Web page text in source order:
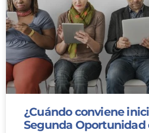
¿Cuándo conviene
Segunda Oportunidad